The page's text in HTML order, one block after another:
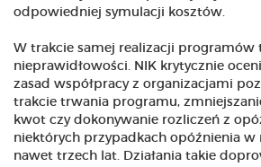
odpowiedniej symulacji kosztów.
W trakcie samej realizacji programów
nieprawidłowości. NIK krytycznie
zasad współpracy z organizacjami
trakcie trwania programu,
kwot czy dokonywanie rozliczeń z
niektórych przypadkach opóźnienia w
nawet trzech lat. Działania takie